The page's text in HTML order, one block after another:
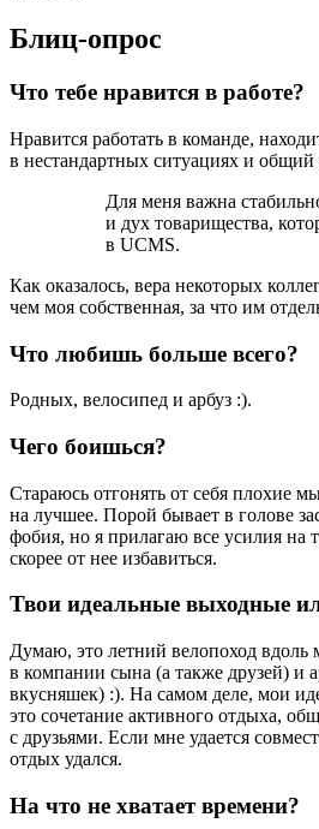
Блиц-опрос
Что тебе нравится в работе?
Нравится работать в команде,
в нестандартных ситуациях и общий
Для меня важна
и дух товарищества,
в UCMS.
Как оказалось, вера некоторых
чем моя собственная, за что им
Что любишь больше всего?
Родных, велосипед и арбуз :).
Чего боишься?
Стараюсь отгонять от себя плохие
на лучшее. Порой бывает в голове
фобия, но я прилагаю все усилия на
скорее от нее избавиться.
Твои идеальные выходные
Думаю, это летний велопоход вдоль
в компании сына (а также друзей) и
вкусняшек) :). На самом деле, мои
это сочетание активного отдыха,
с друзьями. Если мне удается
отдых удался.
На что не хватает времени?